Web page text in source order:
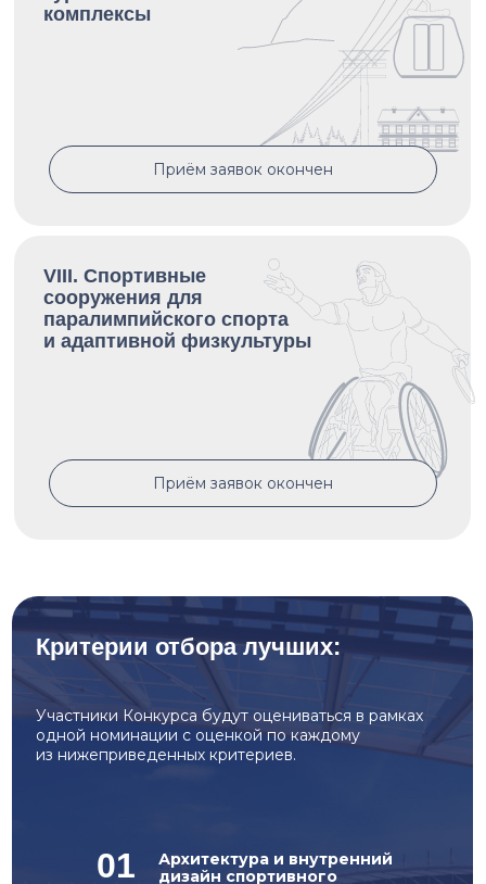
VIII. Спортивные
сооружения для
паралимпийского спорта
и адаптивной физкультуры
Приём заявок окончен
комплексы
Приём заявок окончен
Критерии отбора лучших:
Архитектура и внутренний
дизайн спортивного
01
Участники Конкурса будут оцениваться в рамках
одной номинации с оценкой по каждому
из нижеприведенных критериев.